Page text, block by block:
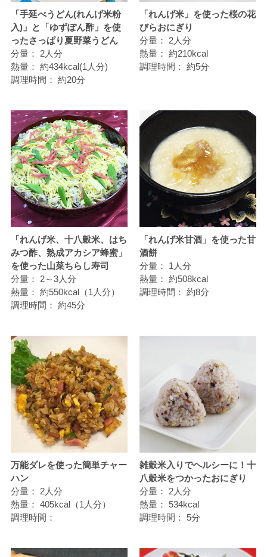
「手延べうどん(れんげ米粉
入)」と「ゆずぽん酢」を使
ったさっぱり夏野菜うどん
分量：
2人分
熱量： 約434kcal(1人分)
調理時間： 約20分
「れんげ米」を使った桜の花
びらおにぎり
分量：
2人分
熱量： 約210kcal
調理時間： 約5分
「れんげ米、十八穀米、はち
みつ酢、熟成アカシア蜂蜜」
を使った山菜ちらし寿司
分量：
2～3人分
熱量： 約550kcal（1人分）
調理時間： 約45分
「れんげ米甘酒」を使った甘
酒餅
分量：
1人分
熱量： 約508kcal
調理時間： 約8分
万能ダレを使った簡単チャー
ハン
分量：
2人分
熱量： 405kcal（1人分）
調理時間：
雑穀米入りでヘルシーに！十
八穀米をつかったおにぎり
分量：
2人分
熱量：
534kcal
調理時間：
5分